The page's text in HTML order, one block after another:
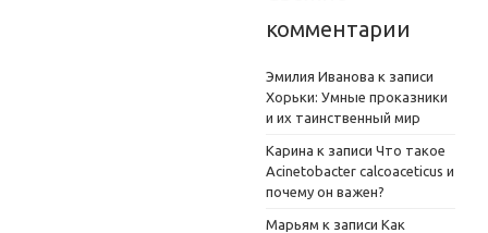
комментарии
Эмилия Иванова к записи
Хорьки: Умные проказники
и их таинственный мир
Карина к записи Что такое
Acinetobacter calcoaceticus и
почему он важен?
Марьям к записи Как